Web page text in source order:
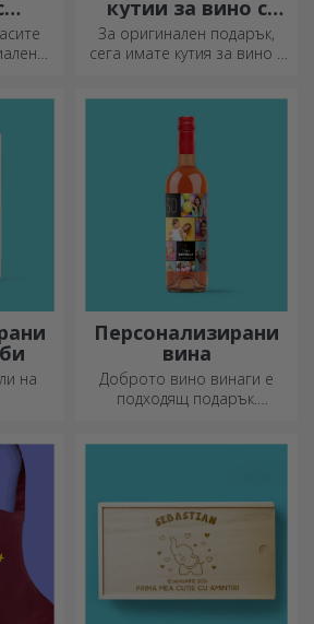
кутии за вино с
фотография
За оригинален подарък,
сега имате кутия за вино с
подарък!
на
Персонализирани
вина
Доброто вино винаги е
подходящ подарък.